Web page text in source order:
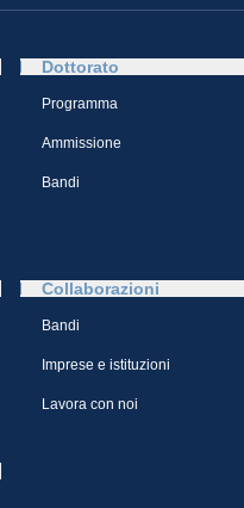
Dottorato
Programma
Ammissione
Bandi
Collaborazioni
Bandi
Imprese e istituzioni
Lavora con noi